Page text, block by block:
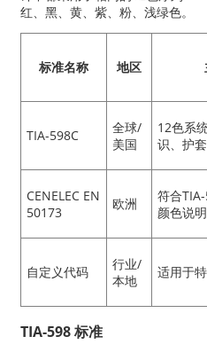
红、黑、黄、紫、粉、浅绿色。
标准名称 地区
TIA-598C
全球/
美国
12色系
识、护
CENELEC EN
50173
欧洲
符合
颜色说明
自定义代码
行业/
本地
适用于
TIA-598 标准